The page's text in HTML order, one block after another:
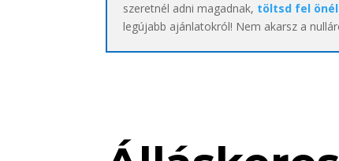
szeretnél adni magadnak, töltsd fel
legújabb ajánlatokról! Nem akarsz a